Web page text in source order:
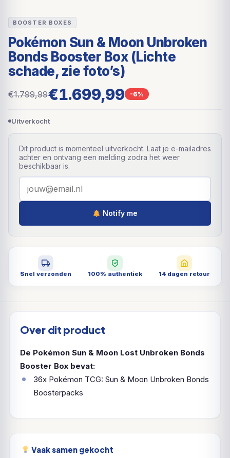
BOOSTER BOXES
Pokémon Sun & Moon Unbroken
Bonds Booster Box (Lichte
schade, zie foto’s)
€1.799,99€1.699,99 -6%
Uitverkocht
Dit product is momenteel uitverkocht. Laat je e-mailadres
achter en ontvang een melding zodra het weer
beschikbaar is.
Notify me
Snel verzonden 100% authentiek 14 dagen retour
Over dit product
De Pokémon Sun & Moon Lost Unbroken Bonds
Booster Box bevat:
36x Pokémon TCG: Sun & Moon Unbroken Bonds
Boosterpacks
Vaak samen gekocht